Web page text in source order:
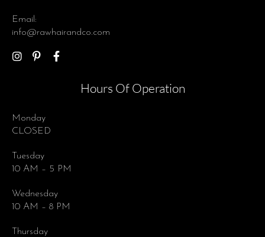
Email:
info@rawhairandco.com
Hours Of Operation
Monday
CLOSED
Tuesday
10 AM – 5 PM
Wednesday
10 AM – 8 PM
Thursday